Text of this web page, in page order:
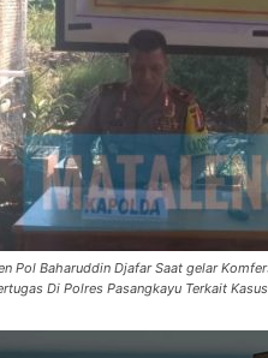
Pol Baharuddin Djafar Saat gelar
Di Polres Pasangkayu Terkait